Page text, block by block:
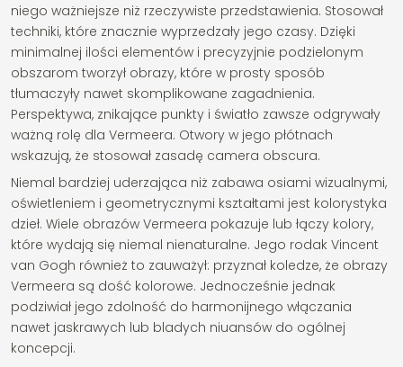
niego ważniejsze niż rzeczywiste przedstawienia. Stosował
techniki, które znacznie wyprzedzały jego czasy. Dzięki
minimalnej ilości elementów i precyzyjnie podzielonym
obszarom tworzył obrazy, które w prosty sposób
tłumaczyły nawet skomplikowane zagadnienia.
Perspektywa, znikające punkty i światło zawsze odgrywały
ważną rolę dla Vermeera. Otwory w jego płótnach
wskazują, że stosował zasadę camera obscura.
Niemal bardziej uderzająca niż zabawa osiami wizualnymi,
oświetleniem i geometrycznymi kształtami jest kolorystyka
dzieł. Wiele obrazów Vermeera pokazuje lub łączy kolory,
które wydają się niemal nienaturalne. Jego rodak Vincent
van Gogh również to zauważył: przyznał koledze, że obrazy
Vermeera są dość kolorowe. Jednocześnie jednak
podziwiał jego zdolność do harmonijnego włączania
nawet jaskrawych lub bladych niuansów do ogólnej
koncepcji.